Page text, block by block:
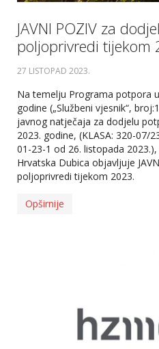
JAVNI POZIV za
poljoprivredi tijekom
27 LISTOPAD 2023.
Na temelju Programa potpora
godine („Službeni vjesnik“,
javnog natječaja za dodjelu
2023. godine, (KLASA: 320-07/
01-23-1 od 26. listopada
Hrvatska Dubica objavljuje
poljoprivredi tijekom 2023.
Opširnije